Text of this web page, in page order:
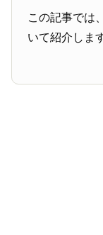
この記事では、
いて紹介しま